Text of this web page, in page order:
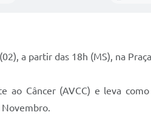
a partir das 18h (MS), na
ao Câncer (AVCC) e leva
Novembro.